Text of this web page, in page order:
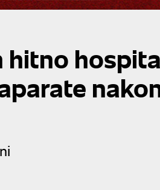
hitno